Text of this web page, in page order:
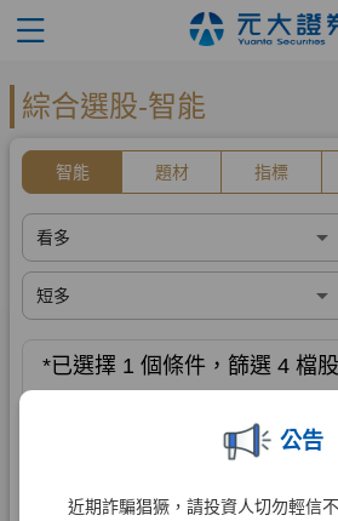
公告
近期詐騙猖獗，請投資人切勿輕信